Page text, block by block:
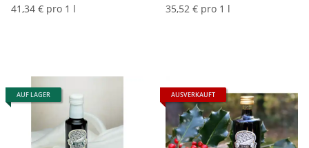
41,34 € pro 1 l
35,52 € pro 1 l
AUF LAGER AUSVERKAUFT